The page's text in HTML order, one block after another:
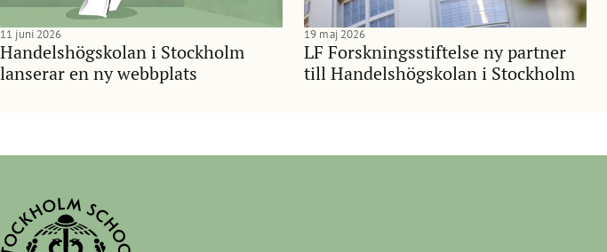
Handelshögskolan i Stockholm
lanserar en ny webbplats
11 juni 2026
LF Forskningsstiftelse ny partner
till Handelshögskolan i Stockholm
19 maj 2026